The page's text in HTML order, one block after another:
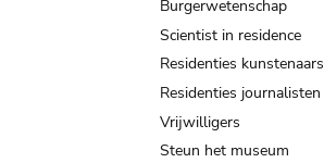
Burgerwetenschap
Scientist in residence
Residenties kunstenaars
Residenties journalisten
Vrijwilligers
Steun het museum